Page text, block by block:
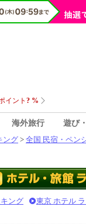
海外旅行 遊び
ング > 全国 民宿・ペン
ング 東京 ホテル